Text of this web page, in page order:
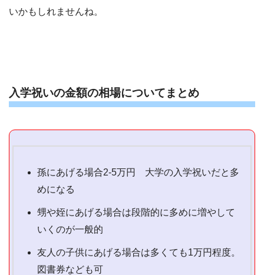
いかもしれませんね。
入学祝いの金額の相場についてまとめ
孫にあげる場合2-5万円 大学の入学祝いだと多
めになる
甥や姪にあげる場合は段階的に多めに増やして
いくのが一般的
友人の子供にあげる場合は多くても1万円程度。
図書券なども可